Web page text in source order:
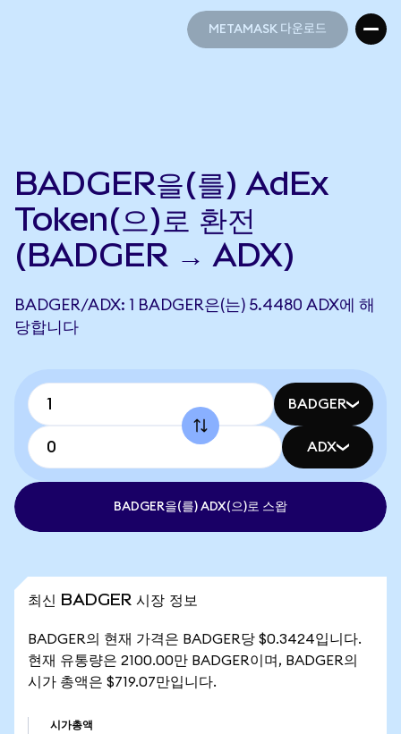
METAMASK 다운로드
BADGER을(를) AdEx
Token(으)로 환전
(BADGER → ADX)
BADGER/ADX: 1 BADGER은(는) 5.4480 ADX에 해
당합니다
BADGER
ADX
BADGER을(를) ADX(으)로 스왑
최신 BADGER 시장 정보
BADGER의 현재 가격은 BADGER당 $0.3424입니다.
현재 유통량은 2100.00만 BADGER이며, BADGER의
시가 총액은 $719.07만입니다.
시가총액